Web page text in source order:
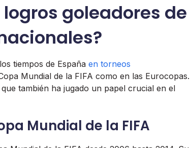
goleadores de
tiempos de España en torneos
Mundial de la FIFA como en las Eurocopas.
también ha jugado un papel crucial en el
Mundial de la FIFA